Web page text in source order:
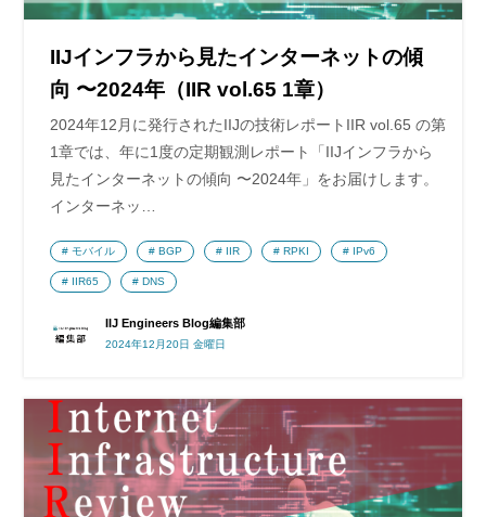
IIJインフラから見たインターネットの傾
向 〜2024年（IIR vol.65 1章）
2024年12月に発行されたIIJの技術レポートIIR vol.65 の第
1章では、年に1度の定期観測レポート「IIJインフラから
見たインターネットの傾向 〜2024年」をお届けします。
インターネッ…
IIJ Engineers Blog編集部
2024年12月20日 金曜日
モバイル BGP IIR RPKI IPv6
IIR65 DNS